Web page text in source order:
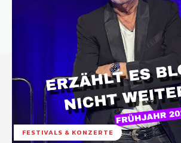
FESTIVALS & KONZERTE